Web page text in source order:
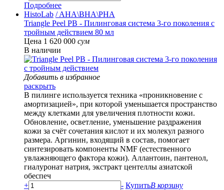
Подробнее
HistoLab / AHA\BHA\PHA
Triangle Peel РB - Пилинговая система 3-го поколения с
тройным действием 80 мл
Цена 1 620 000 сум
В наличии
Добавить в избранное
раскрыть
В пилинге используется техника «проникновение с
амортизацией», при которой уменьшается пространство
между клетками для увеличения плотности кожи.
Обновление, осветление, уменьшение раздражения
кожи за счёт сочетания кислот и их молекул разного
размера. Аргинин, входящий в состав, помогает
синтезировать компоненты NMF (естественного
увлажняющего фактора кожи). Аллантоин, пантенол,
гиалуронат натрия, экстракт центеллы азиатской
обеспеч
+
- КупитьВ корзину